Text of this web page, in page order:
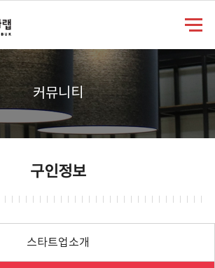
커뮤니티
구인정보
스타트업소개